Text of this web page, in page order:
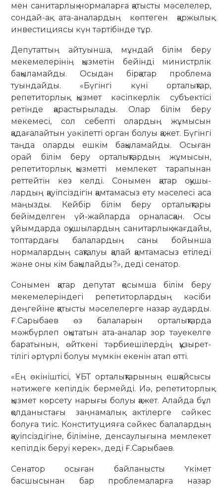
мен санитарлық нормаларға қатысты мәселелер,
сондай-ақ ата-аналардың көптеген қаржылық
инвестициясы күн тәртібінде тұр.
Депутаттың айтуынша, мұндай білім беру
мекемелерінің қызметін бейінді министрлік
бақыламайды. Осыдан бірқатар проблема
туындайды. «Бүгінгі күні орталықтар,
репетиторлық қызмет кәсіпкерлік субъектісі
ретінде қарастырылады. Олар білім беру
мекемесі, сол себепті олардың жұмы­сын
қадағалайтын уәкілетті орган болуы қажет. Бүгінгі
таңда оларды ешкім бақыламайды. Осыған
орай білім беру орталықтардың жұмысын,
репетитор­лық қызметті мемлекет тарапынан
реттей­тін кез келді. Сонымен қатар оқушы­
лардың қауіпсіздігін қамтамасыз ету мәселесі аса
маңызды. Кейбір білім беру ор­талықтары
бейімделген үй-жайлар­да орналасқан. Осы
ұйымдарда оқушы­лардың санитарлық жағдайы,
топтардағы балалардың саны бойынша
нормалардың сақталуы қалай қамтамасыз етіледі
және оны кім бақылайды?», деді сенатор.
Сонымен қатар депутат қосымша білім беру
мекемелеріндегі репетитор­лар­дың кәсіби
деңгейіне қатысты мәселе­лерге назар аударды.
Ғ.Сарыбаев өз бала­ларын орталықтарда
мәжбүрлеп оқыта­тын ата-аналар зор тәуекелге
бараты­нын, өйткені тәрбиешілердің құзырет­
тілігі әртүрлі болуы мүмкін екенін атап өтті.
«Ең өкініштісі, ҰБТ орталықтары­ның ешқайсысы
нәтижеге кепілдік бермей­ді. Иә, репетиторлық
қызмет көрсету нарығы болуы қажет. Алайда бұл
қол­даныстағы заңнамалық актілерге сәйкес
болуға тиіс. Конституцияға сәйкес бала­лардың
қауіпсіздігіне, біліміне, денсау­лығына мемлекет
кепілдік беруі керек», деді Ғ.Сарыбаев.
Сенатор осыған байланысты Үкімет
басшысынан бар проблемаларға назар